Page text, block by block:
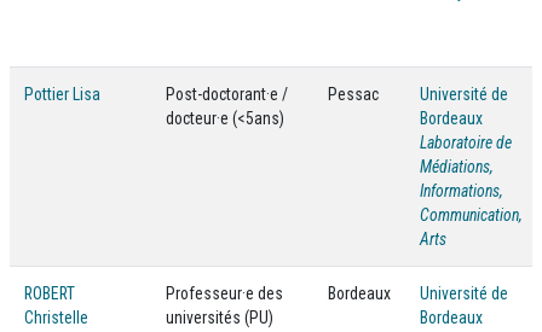
Pottier Lisa
Post-doctorant·e /
docteur·e (<5ans)
Pessac
Université de
Bordeaux
Laboratoire de
Médiations,
Informations,
Communication,
Arts
ROBERT
Christelle
Professeur·e des
universités (PU)
Bordeaux
Université de
Bordeaux